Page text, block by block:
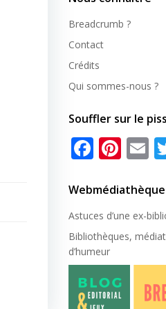
Breadcrumb ?
Contact
Crédits
Qui sommes-nous ?
Souffler sur le
Webmédiathèque
Astuces d’une ex-
Bibliothèques,
d’humeur